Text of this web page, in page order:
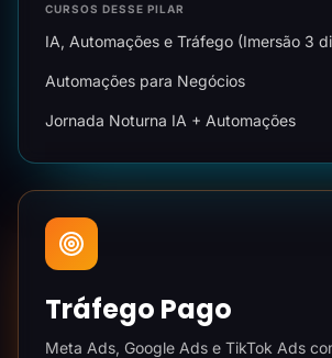
CURSOS DESSE PILAR
IA, Automações e Tráfego (Imersão 3
Automações para Negócios
Jornada Noturna IA + Automações
Tráfego Pago
Meta Ads, Google Ads e TikTok Ads